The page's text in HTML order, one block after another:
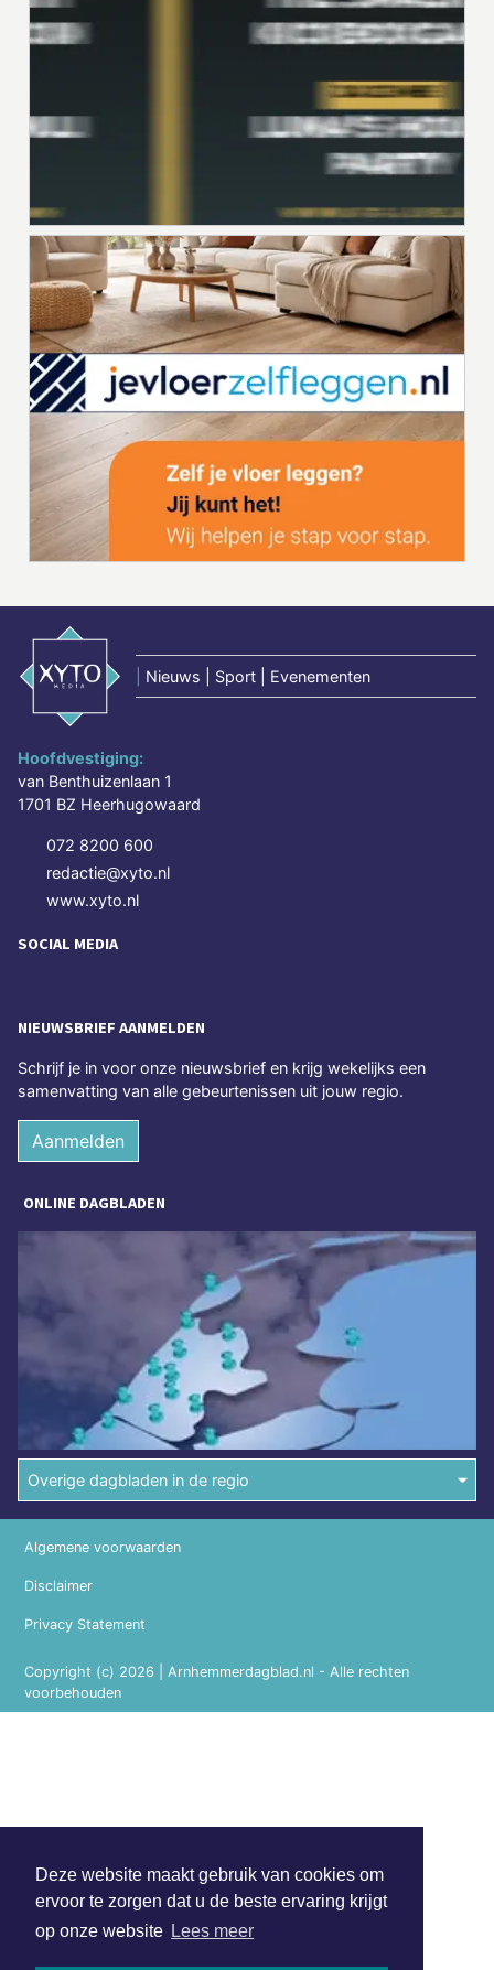
Deze website maakt gebruik van cookies om
ervoor te zorgen dat u de beste ervaring krijgt
op onze website Lees meer
Nieuws | Sport | Evenementen
Hoofdvestiging:
van Benthuizenlaan 1
1701 BZ Heerhugowaard
072 8200 600
redactie@xyto.nl
www.xyto.nl
SOCIAL MEDIA
NIEUWSBRIEF AANMELDEN
Schrijf je in voor onze nieuwsbrief en krijg wekelijks een
samenvatting van alle gebeurtenissen uit jouw regio.
Aanmelden
ONLINE DAGBLADEN
Overige dagbladen in de regio
Copyright (c) 2026 | Arnhemmerdagblad.nl - Alle rechten
voorbehouden
Algemene voorwaarden
Disclaimer
Privacy Statement